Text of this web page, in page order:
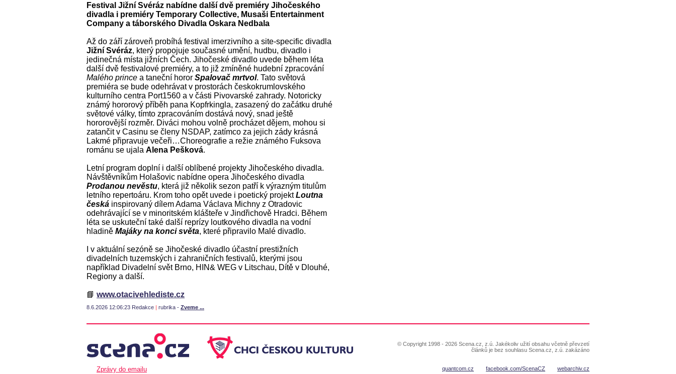
Festival Jižní Svéráz nabídne další dvě premiéry Jihočeského
divadla i premiéry Temporary Collective, Musaši Entertainment
Company a táborského Divadla Oskara Nedbala
Až do září zároveň probíhá festival imerzivního a site-specific divadla
Jižní Svéráz, který propojuje současné umění, hudbu, divadlo i
jedinečná místa jižních Čech. Jihočeské divadlo uvede během léta
další dvě festivalové premiéry, a to již zmíněné hudební zpracování
Malého prince a taneční horor Spalovač mrtvol. Tato světová
premiéra se bude odehrávat v prostorách českokrumlovského
kulturního centra Port1560 a v části Pivovarské zahrady. Notoricky
známý hororový příběh pana Kopfrkingla, zasazený do začátku druhé
světové války, tímto zpracováním dostává nový, snad ještě
hororovější rozměr. Diváci mohou volně procházet dějem, mohou si
zatančit v Casinu se členy NSDAP, zatímco za jejich zády krásná
Lakmé připravuje večeři…Choreografie a režie známého Fuksova
románu se ujala Alena Pešková.
Letní program doplní i další oblíbené projekty Jihočeského divadla.
Návštěvníkům Holašovic nabídne opera Jihočeského divadla
Prodanou nevěstu, která již několik sezon patří k výrazným titulům
letního repertoáru. Krom toho opět uvede i poetický projektLoutna
česká inspirovaný dílem Adama Václava Michny z Otradovic
odehrávající se v minoritském klášteře v Jindřichově Hradci. Během
léta se uskuteční také další reprízy loutkového divadla na vodní
hladině Majáky na konci světa, které připravilo Malé divadlo.
I v aktuální sezóně se Jihočeské divadlo účastní prestižních
divadelních tuzemských i zahraničních festivalů, kterými jsou
například Divadelní svět Brno, HIN& WEG v Litschau, Dítě v Dlouhé,
Regiony a další.
📘 www.otacivehlediste.cz
8.6.2026 12:06:23 Redakce | rubrika - Zveme ...
© Copyright 1998 - 2026 Scena.cz, z.ú. Jakékoliv užití obsahu včetně převzetí
článků je bez souhlasu Scena.cz, z.ú. zakázáno
Zprávy do emailu quantcom.cz facebook.com/ScenaCZ webarchiv.cz